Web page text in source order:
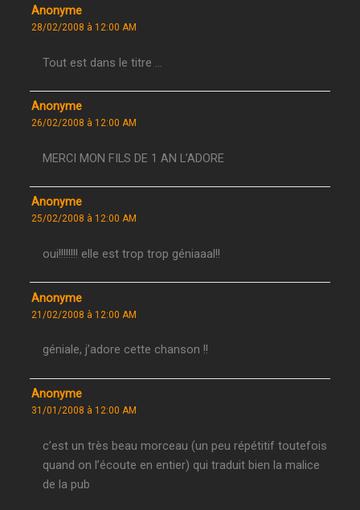
Anonyme
28/02/2008 à 12:00 AM
Tout est dans le titre …
Anonyme
26/02/2008 à 12:00 AM
MERCI MON FILS DE 1 AN L’ADORE
Anonyme
25/02/2008 à 12:00 AM
oui!!!!!!!! elle est trop trop géniaaal!!
Anonyme
21/02/2008 à 12:00 AM
géniale, j’adore cette chanson !!
Anonyme
31/01/2008 à 12:00 AM
c’est un très beau morceau (un peu répétitif toutefois
quand on l’écoute en entier) qui traduit bien la malice
de la pub